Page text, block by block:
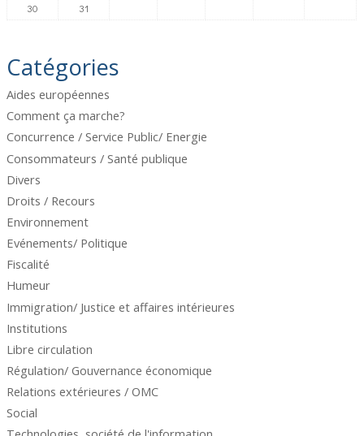
30
31
Catégories
Aides européennes
Comment ça marche?
Concurrence / Service Public/ Energie
Consommateurs / Santé publique
Divers
Droits / Recours
Environnement
Evénements/ Politique
Fiscalité
Humeur
Immigration/ Justice et affaires intérieures
Institutions
Libre circulation
Régulation/ Gouvernance économique
Relations extérieures / OMC
Social